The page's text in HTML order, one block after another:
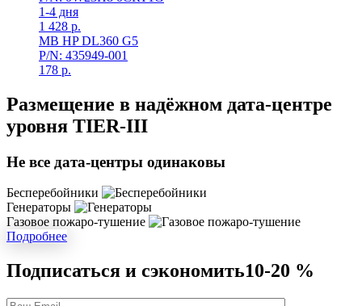
1-4 дня
1 428 р.
MB HP DL360 G5
P/N: 435949-001
178 р.
Размещение в надёжном дата-центре
уровня TIER-III
Не все дата-центры одинаковы
Бесперебойники
Генераторы
Газовое пожаро-тушение
Подробнее
Подписаться и сэкономить10-20 %